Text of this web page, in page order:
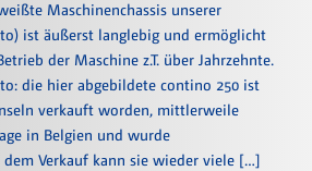
Maschinenchassis unserer
ist äußerst langlebig und ermöglicht
der Maschine z.T. über Jahrzehnte.
die hier abgebildete contino 250 ist
verkauft worden, mittlerweile
in Belgien und wurde
Verkauf kann sie wieder viele […]